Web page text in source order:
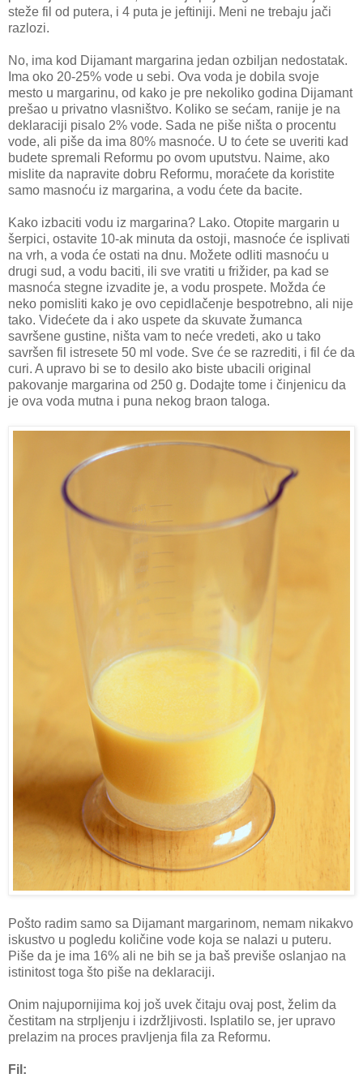
steže fil od putera, i 4 puta je jeftiniji. Meni ne trebaju jači
razlozi.
No, ima kod Dijamant margarina jedan ozbiljan nedostatak.
Ima oko 20-25% vode u sebi. Ova voda je dobila svoje
mesto u margarinu, od kako je pre nekoliko godina Dijamant
prešao u privatno vlasništvo. Koliko se sećam, ranije je na
deklaraciji pisalo 2% vode. Sada ne piše ništa o procentu
vode, ali piše da ima 80% masnoće. U to ćete se uveriti kad
budete spremali Reformu po ovom uputstvu. Naime, ako
mislite da napravite dobru Reformu, moraćete da koristite
samo masnoću iz margarina, a vodu ćete da bacite.
Kako izbaciti vodu iz margarina? Lako. Otopite margarin u
šerpici, ostavite 10-ak minuta da ostoji, masnoće će isplivati
na vrh, a voda će ostati na dnu. Možete odliti masnoću u
drugi sud, a vodu baciti, ili sve vratiti u frižider, pa kad se
masnoća stegne izvadite je, a vodu prospete. Možda će
neko pomisliti kako je ovo cepidlačenje bespotrebno, ali nije
tako. Videćete da i ako uspete da skuvate žumanca
savršene gustine, ništa vam to neće vredeti, ako u tako
savršen fil istresete 50 ml vode. Sve će se razrediti, i fil će da
curi. A upravo bi se to desilo ako biste ubacili original
pakovanje margarina od 250 g. Dodajte tome i činjenicu da
je ova voda mutna i puna nekog braon taloga.
Pošto radim samo sa Dijamant margarinom, nemam nikakvo
iskustvo u pogledu količine vode koja se nalazi u puteru.
Piše da je ima 16% ali ne bih se ja baš previše oslanjao na
istinitost toga što piše na deklaraciji.
Onim najupornijima koj još uvek čitaju ovaj post, želim da
čestitam na strpljenju i izdržljivosti. Isplatilo se, jer upravo
prelazim na proces pravljenja fila za Reformu.
Fil: